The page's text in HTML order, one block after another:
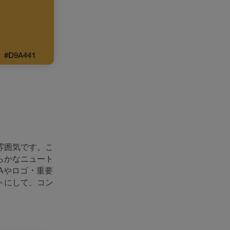
気です。こ
なニュート
やロゴ・重要
にして、コン